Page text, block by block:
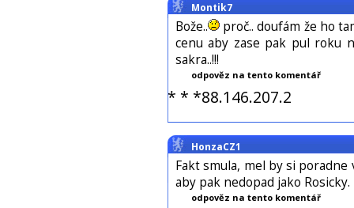
Montik7
Bože..
proč.. doufám že ho
cenu aby zase pak pul roku
sakra..!!!
odpověz na tento komentář
* * *88.146.207.2
HonzaCZ1
Fakt smula, mel by si
aby pak nedopad jako Rosicky.
odpověz na tento komentář